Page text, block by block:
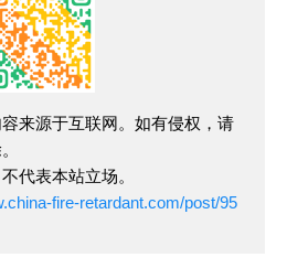
来源于互联网。如有侵权，请
代表本站立场。
fire-retardant.com/post/95